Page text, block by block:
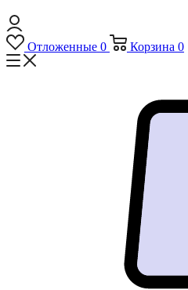
Отложенные 0 Корзина 0